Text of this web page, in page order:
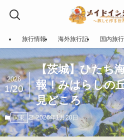
旅行情報 海外旅行記 国内旅
【茨城】ひたち
報！みはらしの
見どころ
2026
1/20
関東 2026年1月20日